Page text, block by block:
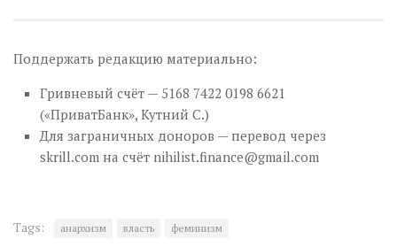
Поддержать редакцию материально:
Гривневый счёт — 5168 7422 0198 6621
(«ПриватБанк», Кутний С.)
Для заграничных доноров — перевод через
skrill.com на счёт nihilist.finance@gmail.com
Tags: анархизм власть феминизм